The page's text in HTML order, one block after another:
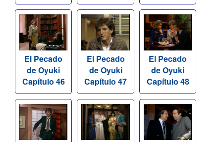
El Pecado
de Oyuki
Capítulo 46
El Pecado
de Oyuki
Capítulo 47
El Pecado
de Oyuki
Capítulo 48